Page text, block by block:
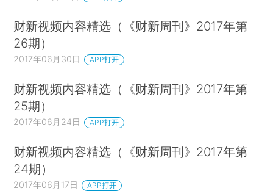
财新视频内容精选（《财新周刊》2017年第
26期）
2017年06月30日 APP打开
财新视频内容精选（《财新周刊》2017年第
25期）
2017年06月24日 APP打开
财新视频内容精选（《财新周刊》2017年第
24期）
2017年06月17日 APP打开